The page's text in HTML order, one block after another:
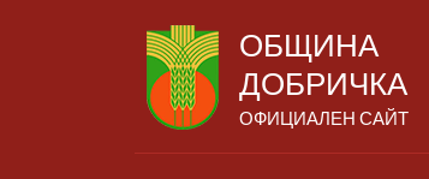
ОБЩИНА
ДОБРИЧКА
ОФИЦИАЛЕН САЙТ